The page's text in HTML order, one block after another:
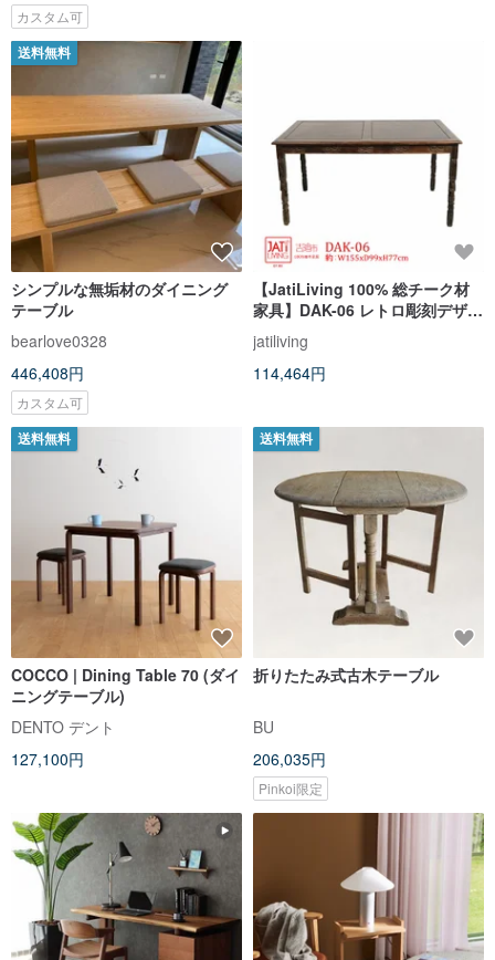
カスタム可
送料無料
シンプルな無垢材のダイニング
テーブル
bearlove0328
446,408円
カスタム可
【JatiLiving 100% 総チーク材
家具】DAK-06 レトロ彫刻デザイ
ンテーブル
jatiliving
114,464円
送料無料
COCCO | Dining Table 70 (ダイ
ニングテーブル)
DENTO デント
127,100円
送料無料
折りたたみ式古木テーブル
BU
206,035円
Pinkoi限定